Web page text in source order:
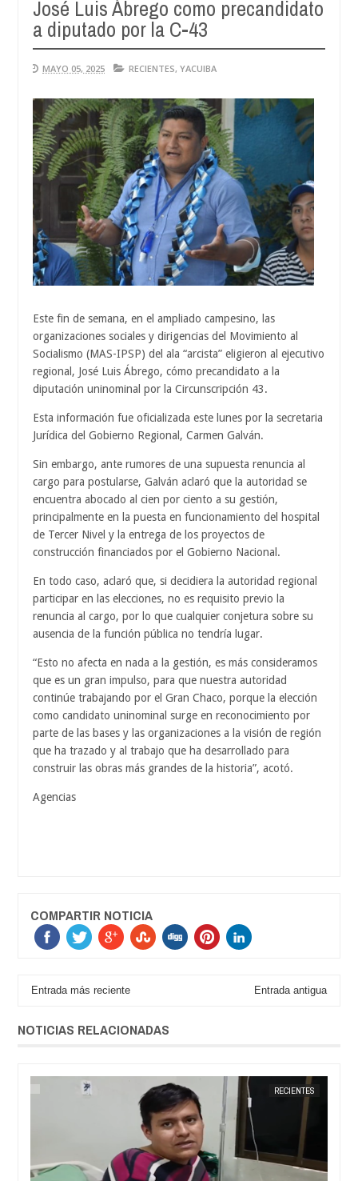
José Luis Ábrego como precandidato
a diputado por la C-43
MAYO 05, 2025 RECIENTES, YACUIBA
Este fin de semana, en el ampliado campesino, las
organizaciones sociales y dirigencias del Movimiento al
Socialismo (MAS-IPSP) del ala “arcista” eligieron al ejecutivo
regional, José Luis Ábrego, cómo precandidato a la
diputación uninominal por la Circunscripción 43.
Esta información fue oficializada este lunes por la secretaria
Jurídica del Gobierno Regional, Carmen Galván.
Sin embargo, ante rumores de una supuesta renuncia al
cargo para postularse, Galván aclaró que la autoridad se
encuentra abocado al cien por ciento a su gestión,
principalmente en la puesta en funcionamiento del hospital
de Tercer Nivel y la entrega de los proyectos de
construcción financiados por el Gobierno Nacional.
En todo caso, aclaró que, si decidiera la autoridad regional
participar en las elecciones, no es requisito previo la
renuncia al cargo, por lo que cualquier conjetura sobre su
ausencia de la función pública no tendría lugar.
“Esto no afecta en nada a la gestión, es más consideramos
que es un gran impulso, para que nuestra autoridad
continúe trabajando por el Gran Chaco, porque la elección
como candidato uninominal surge en reconocimiento por
parte de las bases y las organizaciones a la visión de región
que ha trazado y al trabajo que ha desarrollado para
construir las obras más grandes de la historia”, acotó.
Agencias
COMPARTIR NOTICIA
Entrada más reciente Entrada antigua
NOTICIAS RELACIONADAS
RECIENTES